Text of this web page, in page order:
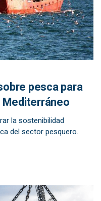
pesca para
la sostenibilidad
del sector pesquero.